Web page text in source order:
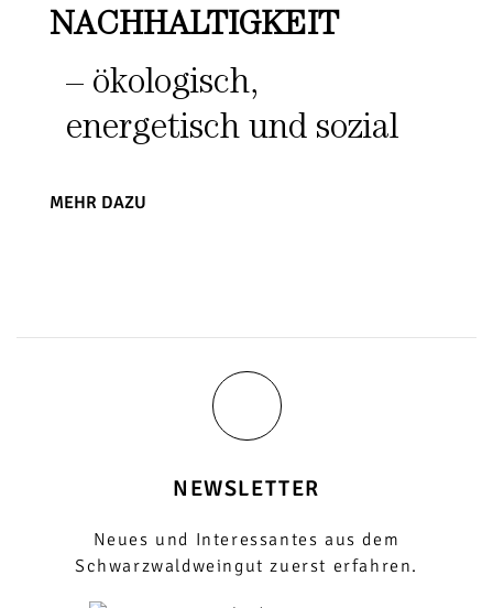
NACHHALTIGKEIT
– ökologisch,
energetisch und sozial
MEHR DAZU
NEWSLETTER
Neues und Interessantes aus dem
Schwarzwaldweingut zuerst erfahren.